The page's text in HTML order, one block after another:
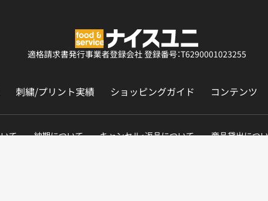
適格請求書発行事業者登録会社登録番号：T6290001023255
刺繍/プリント実績 ショッピングガイド コンテンツ
て 納期について キャンセル・返品について 商品貸出につ